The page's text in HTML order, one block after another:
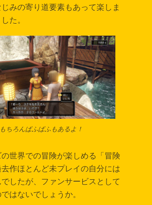
みの寄り道要素もあって楽しま
た。
もちろんぱふぱふもあるよ！
世界での冒険が楽しめる「冒険
作ほとんど未プレイの自分には
したが、ファンサービスとして
はないでしょうか。